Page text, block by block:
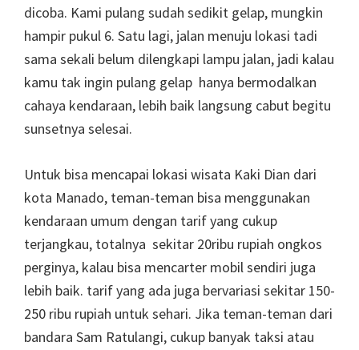
dicoba. Kami pulang sudah sedikit gelap, mungkin
hampir pukul 6. Satu lagi, jalan menuju lokasi tadi
sama sekali belum dilengkapi lampu jalan, jadi kalau
kamu tak ingin pulang gelap hanya bermodalkan
cahaya kendaraan, lebih baik langsung cabut begitu
sunsetnya selesai.
Untuk bisa mencapai lokasi wisata Kaki Dian dari
kota Manado, teman-teman bisa menggunakan
kendaraan umum dengan tarif yang cukup
terjangkau, totalnya sekitar 20ribu rupiah ongkos
perginya, kalau bisa mencarter mobil sendiri juga
lebih baik. tarif yang ada juga bervariasi sekitar 150-
250 ribu rupiah untuk sehari. Jika teman-teman dari
bandara Sam Ratulangi, cukup banyak taksi atau